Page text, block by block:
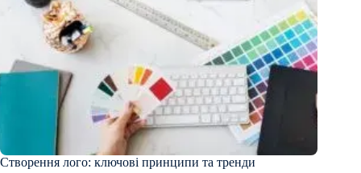
Створення лого: ключові принципи та тренди